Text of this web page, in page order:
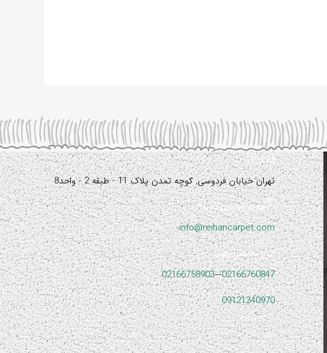
آدرس:
تهران خیابان فردوسی, کوچه تمدن پلاک 11 - طبقه 2 - واحد8
نیاز به راهنمایی دارید؟
info@reihancarpet.com
با ما تماس بگیرید
02166760847
---
02166758903
09121340970